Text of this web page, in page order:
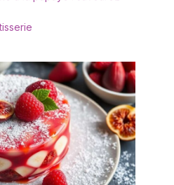
l'eau tiède et du
leur surface lisse et leur
conception antiadhésive
garantissent que les
aliments ne collent pas
facilement à la vaisselle,
ce qui facilite le
nettoyage. Lorsque vous
ne les utilisez pas, la
poignées robustes avec
une prise en main
poids et empêche vos
mains de toucher des
surfaces chaudes tout en
manipulant des plats
chauds. Que vous les
sortiez du micro-ondes
ou que vous les placiez
dans le four, ils sont
faciles à manipuler. Ce